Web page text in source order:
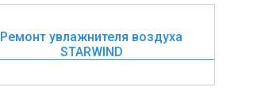
Ремонт увлажнителя воздуха
STARWIND